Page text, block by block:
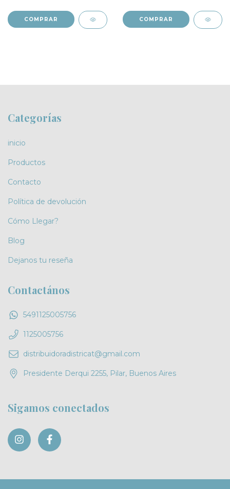
Categorías
inicio
Productos
Contacto
Política de devolución
Cómo Llegar?
Blog
Dejanos tu reseña
Contactános
5491125005756
1125005756
distribuidoradistricat@gmail.com
Presidente Derqui 2255, Pilar, Buenos Aires
Sigamos conectados